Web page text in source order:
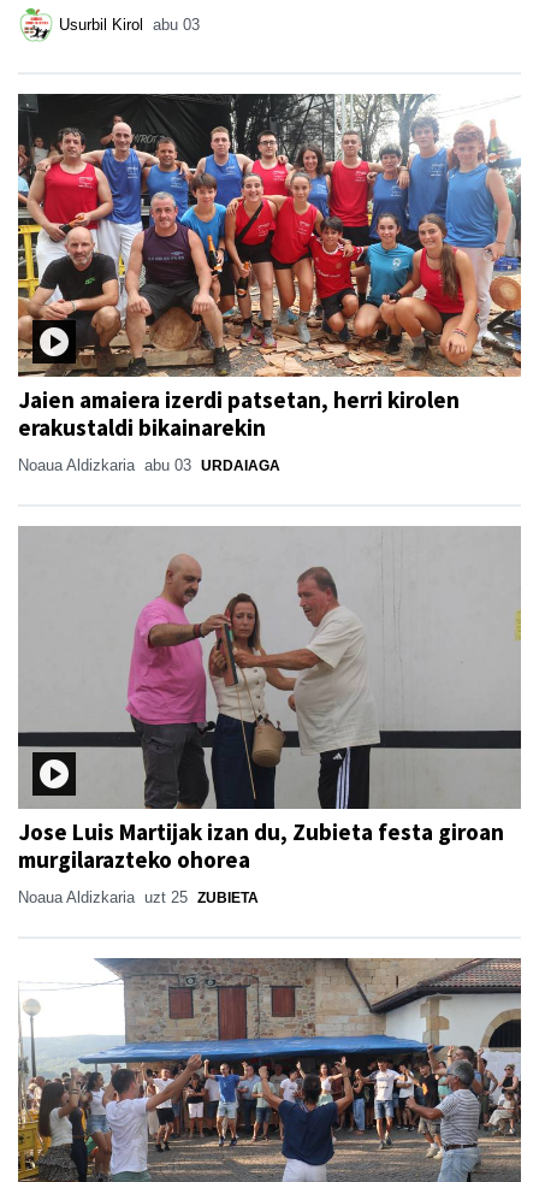
Usurbil Kirol abu 03
Jaien amaiera izerdi patsetan, herri kirolen
erakustaldi bikainarekin
Noaua Aldizkaria abu 03 URDAIAGA
Jose Luis Martijak izan du, Zubieta festa giroan
murgilarazteko ohorea
Noaua Aldizkaria uzt 25 ZUBIETA